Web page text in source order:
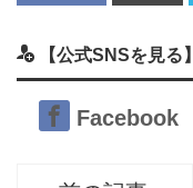
【公式SNSを見る】
Facebook